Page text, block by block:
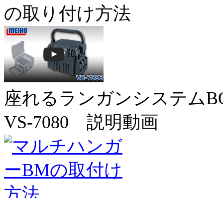
の取り付け方法
座れるランガンシステム
VS-7080 説明動画